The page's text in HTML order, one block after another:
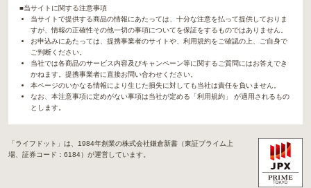
■当サイトに関する注意事項
当サイトで提供する商品の情報にあたっては、十分な注意を払って提供しておりま
すが、情報の正確性その他一切の事項についてを保証をするものではありません。
お申込みにあたっては、提携事業者のサイトや、利用規約をご確認の上、ご自身で
ご判断ください。
当社では各商品のサービス内容及びキャンペーン等に関するご質問にはお答えでき
かねます。提携事業者に直接お問い合わせください。
本ページのいかなる情報により生じた損失に対しても当社は責任を負いません。
なお、本注意事項に定めがない事項は当社が定める「利用規約」 が適用されるもの
とします。
「ライフドット」は、1984年創業の株式会社鎌倉新書（東証プライム上
場、証券コード：6184）が運営しています。